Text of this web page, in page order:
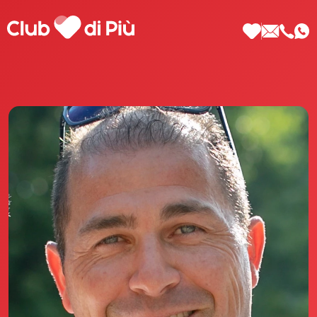
Scopri Club di Più
Le testimonianze Club di Più
La fondatrice Valeria Pilla
Annunci Donne
Agenzia matrimoniale Club di Più
Love Notebook